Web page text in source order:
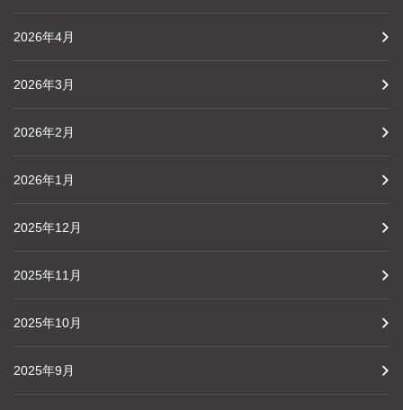
2026年4月
2026年3月
2026年2月
2026年1月
2025年12月
2025年11月
2025年10月
2025年9月